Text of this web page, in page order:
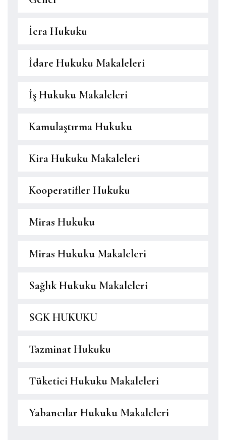
İcra Hukuku
İdare Hukuku Makaleleri
İş Hukuku Makaleleri
Kamulaştırma Hukuku
Kira Hukuku Makaleleri
Kooperatifler Hukuku
Miras Hukuku
Miras Hukuku Makaleleri
Sağlık Hukuku Makaleleri
SGK HUKUKU
Tazminat Hukuku
Tüketici Hukuku Makaleleri
Yabancılar Hukuku Makaleleri